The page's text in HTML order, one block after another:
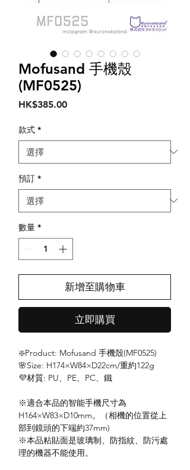
Mofusand 手機殼
(MF0525)
HK$385.00價
款式 *
預訂 *
數量 *
新增至購物車
立即購買
❇️Product: Mofusand 手機殼(MF0525)
🌸Size: H174×W84×D22cm/重約122g
💜材質: PU、PE、PC、鐵
※適合本品的智能手機尺寸為
H164×W83×D10mm。（相機的位置從上
部到鏡頭的下端約37mm)
※本品粘貼面是玻璃制、防指紋、防污處
理的機器不能使用。